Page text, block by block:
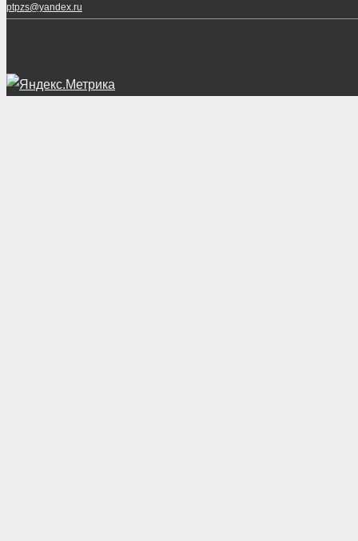
ptpzs@yandex.ru